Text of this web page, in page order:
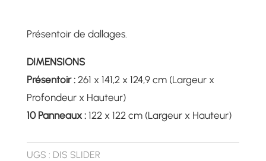
Présentoir de dallages.
DIMENSIONS
Présentoir :261 x 141,2 x 124,9 cm (Largeur x
Profondeur x Hauteur)
10 Panneaux :122 x 122 cm (Largeur x Hauteur)
UGS : DIS SLIDER